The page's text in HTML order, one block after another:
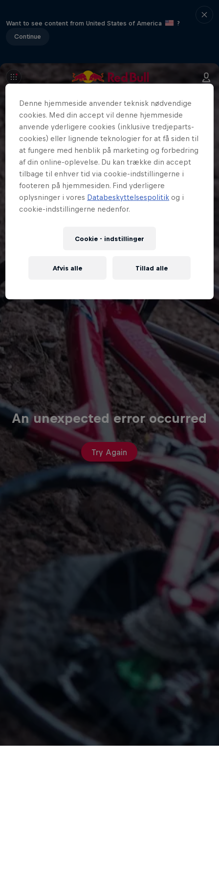
Want to see content from United States of America
?
Continue
An unexpected error occurred
Try Again
Denne hjemmeside anvender teknisk nødvendige
cookies. Med din accept vil denne hjemmeside
anvende yderligere cookies (inklusive tredjeparts-
cookies) eller lignende teknologier for at få siden til
at fungere med henblik på marketing og forbedring
af din online-oplevelse. Du kan trække din accept
tilbage til enhver tid via cookie-indstillingerne i
footeren på hjemmesiden. Find yderligere
oplysninger i vores Databeskyttelsespolitik og i
cookie-indstillingerne nedenfor.
Cookie - indstillinger
Afvis alle Tillad alle